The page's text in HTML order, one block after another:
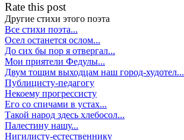
Rate this post
Другие стихи этого поэта
Все стихи поэта...
Осел останется ослом...
До сих бы пор я отвергал...
Мои приятели Федулы...
Двум тощим выходцам наш город-худотел...
Публицисту-педагогу
Некоему прогрессисту
Его со спичами в устах...
Такой народ здесь хлебосол...
Палестину нашу...
Нигилисту-естественнику